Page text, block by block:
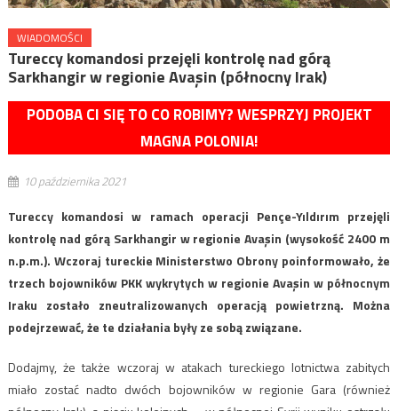
WIADOMOŚCI
Tureccy komandosi przejęli kontrolę nad górą
Sarkhangir w regionie Avaşin (północny Irak)
PODOBA CI SIĘ TO CO ROBIMY? WESPRZYJ PROJEKT
MAGNA POLONIA!
10 października 2021
Tureccy komandosi w ramach operacji Pençe-Yıldırım przejęli
kontrolę nad górą Sarkhangir w regionie Avaşin (wysokość 2400 m
n.p.m.). Wczoraj tureckie Ministerstwo Obrony poinformowało, że
trzech bojowników PKK wykrytych w regionie Avaşin w północnym
Iraku zostało zneutralizowanych operacją powietrzną. Można
podejrzewać, że te działania były ze sobą związane.
Dodajmy, że także wczoraj w atakach tureckiego lotnictwa zabitych
miało zostać nadto dwóch bojowników w regionie Gara (również